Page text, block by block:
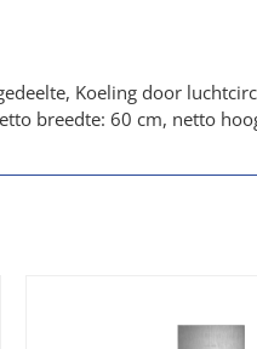
Koeling door
breedte: 60 cm, netto